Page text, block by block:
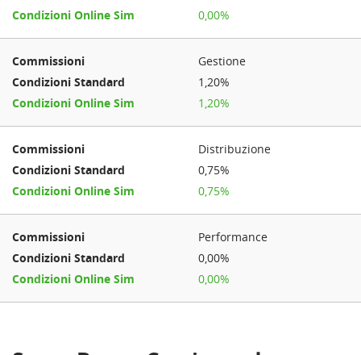
0,00%
Gestione
1,20%
1,20%
Distribuzione
0,75%
0,75%
Performance
0,00%
0,00%